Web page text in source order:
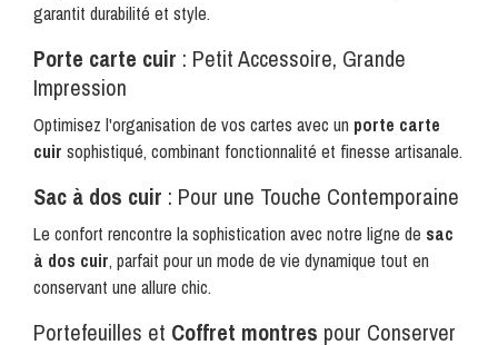
garantit durabilité et style.
Porte carte cuir : Petit Accessoire, Grande
Impression
Optimisez l'organisation de vos cartes avec un porte carte
cuir sophistiqué, combinant fonctionnalité et finesse artisanale.
Sac à dos cuir : Pour une Touche Contemporaine
Le confort rencontre la sophistication avec notre ligne de sac
à dos cuir, parfait pour un mode de vie dynamique tout en
conservant une allure chic.
Portefeuilles et Coffret montres pour Conserver